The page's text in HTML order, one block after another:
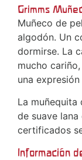
Grimms
Muñeco de
algodón. Un
dormirse. La
mucho
una
La muñequita
de suave
certificados
Información